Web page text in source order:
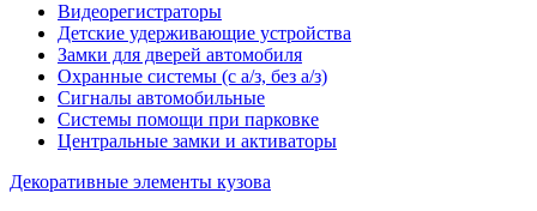
Видеорегистраторы
Детские удерживающие устройства
Замки для дверей автомобиля
Охранные системы (с а/з, без а/з)
Сигналы автомобильные
Системы помощи при парковке
Центральные замки и активаторы
Декоративные элементы кузова